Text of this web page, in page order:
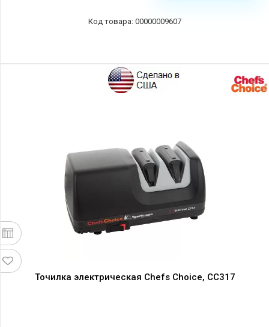
00000009607
Точилка электрическая Chefs Choice, CC317